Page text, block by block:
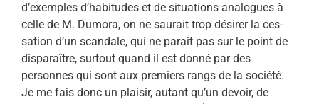
d’exemples d’habitudes et de situations analogues à
celle de M. Dumora, on ne saurait trop désirer la ces­
sation d’un scandale, qui ne parait pas sur le point de
disparaître, surtout quand il est donné par des
personnes qui sont aux premiers rangs de la société.
Je me fais donc un plaisir, autant qu’un devoir, de